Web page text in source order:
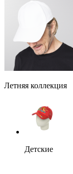
Летняя коллекция
Детские